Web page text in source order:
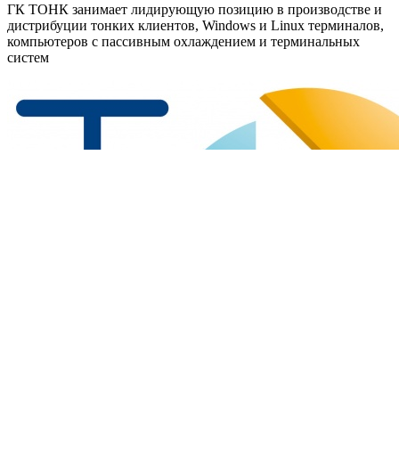
ГК ТОНК занимает лидирующую позицию в производстве и
дистрибуции тонких клиентов, Windows и Linux терминалов,
компьютеров с пассивным охлаждением и терминальных
систем